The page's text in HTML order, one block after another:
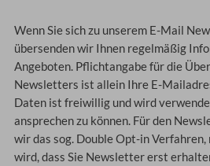
Wenn Sie sich zu unserem E-Mail
übersenden wir Ihnen regelmäßig
Angeboten. Pflichtangabe für die
Newsletters ist allein Ihre E-
Daten ist freiwillig und wird
ansprechen zu können. Für den
wir das sog. Double Opt-in
wird, dass Sie Newsletter erst